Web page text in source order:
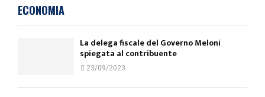
ECONOMIA
La delega fiscale del Governo Meloni
spiegata al contribuente
23/09/2023